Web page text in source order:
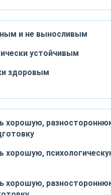
и не выносливым
устойчивым
здоровым
хорошую,
хорошую,
хорошую,